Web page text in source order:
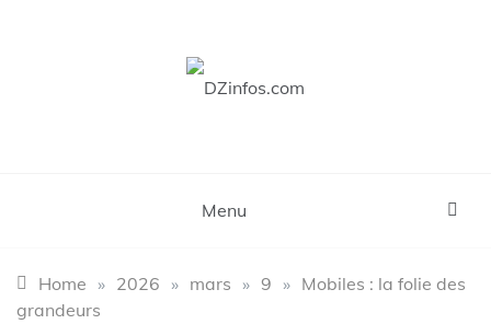
Menu
Home » 2026 » mars » 9 » Mobiles : la folie des
grandeurs